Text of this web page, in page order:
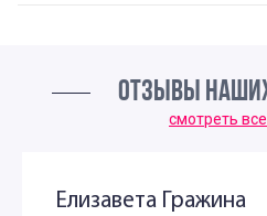
ОТЗЫВЫ
смотреть
Елизавета Гражина